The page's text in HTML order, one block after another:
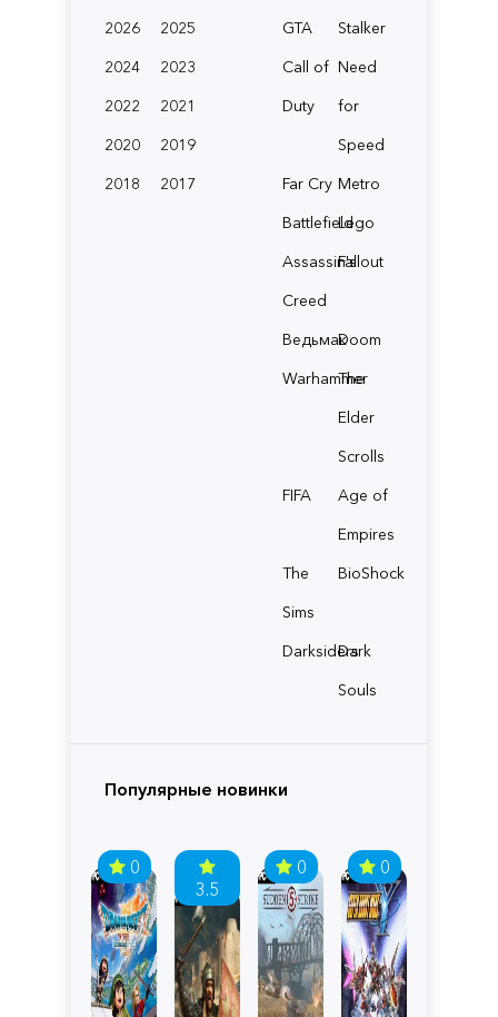
2026
2025
2024
2023
2022
2021
2020
2019
2018
2017
GTA
Stalker
Call of
Duty
Need
for
Speed
Far Cry Metro
BattlefieldLego
Assassin's
Creed
Fallout
ВедьмакDoom
Warhammer
The
Elder
Scrolls
FIFA
Age of
Empires
The
Sims
BioShock
Darksiders
Dark
Souls
Популярные новинки
0
3.5
0 0